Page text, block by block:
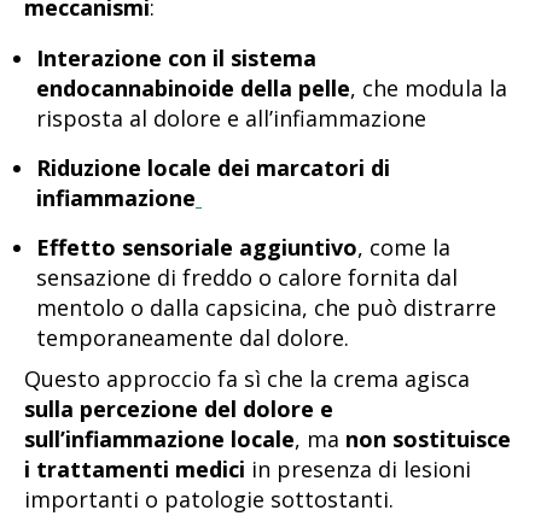
meccanismi:
Interazione con il sistema
endocannabinoide della pelle, che modula la
risposta al dolore e all’infiammazione
Riduzione locale dei marcatori di
infiammazione
Effetto sensoriale aggiuntivo, come la
sensazione di freddo o calore fornita dal
mentolo o dalla capsicina, che può distrarre
temporaneamente dal dolore.
Questo approccio fa sì che la crema agisca
sulla percezione del dolore e
sull’infiammazione locale, ma non sostituisce
i trattamenti medici in presenza di lesioni
importanti o patologie sottostanti.